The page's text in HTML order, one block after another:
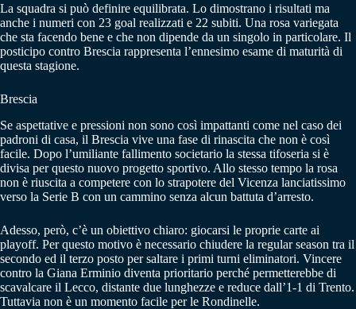
La squadra si può definire equilibrata. Lo dimostrano i risultati ma
anche i numeri con 23 goal realizzati e 22 subiti. Una rosa variegata
che sta facendo bene e che non dipende da un singolo in particolare. Il
posticipo contro Brescia rappresenta l’ennesimo esame di maturità di
questa stagione.
Brescia
Se aspettative e pressioni non sono così impattanti come nel caso dei
padroni di casa, il Brescia vive una fase di rinascita che non è così
facile. Dopo l’umiliante fallimento societario la stessa tifoseria si è
divisa per questo nuovo progetto sportivo. Allo stesso tempo la rosa
non è riuscita a competere con lo strapotere del Vicenza lanciatissimo
verso la Serie B con un cammino senza alcun battuta d’arresto.
Adesso, però, c’è un obiettivo chiaro: giocarsi le proprie carte ai
playoff. Per questo motivo è necessario chiudere la regular season tra il
secondo ed il terzo posto per saltare i primi turni eliminatori. Vincere
contro la Giana Erminio diventa prioritario perché permetterebbe di
scavalcare il Lecco, distante due lunghezze e reduce dall’1-1 di Trento.
Tuttavia non è un momento facile per le Rondinelle.